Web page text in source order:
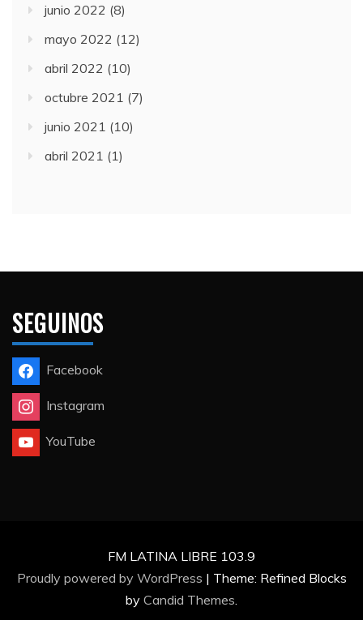
junio 2022 (8)
mayo 2022 (12)
abril 2022 (10)
octubre 2021 (7)
junio 2021 (10)
abril 2021 (1)
SEGUINOS
Facebook
Instagram
YouTube
FM LATINA LIBRE 103.9
Proudly powered by WordPress | Theme: Refined Blocks
by Candid Themes